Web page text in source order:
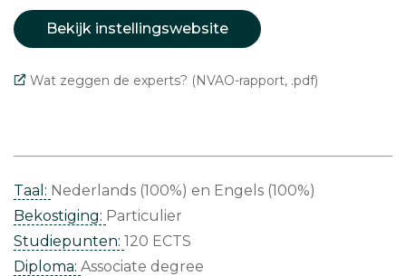
Bekijk instellingswebsite
Wat zeggen de experts? (NVAO-rapport, .pdf)
Taal: Nederlands (100%)
Engels (100%)
Bekostiging: Particulier
Studiepunten: 120 ECTS
Diploma: Associate degree